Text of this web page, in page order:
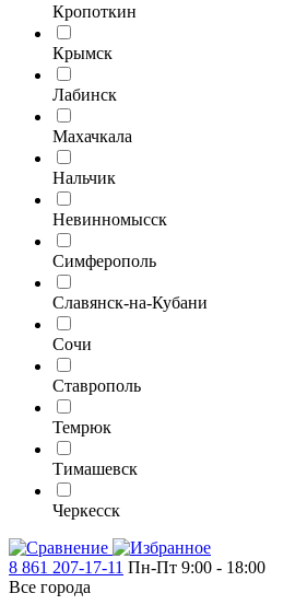
Кропоткин
Крымск
Лабинск
Махачкала
Нальчик
Невинномысск
Симферополь
Славянск-на-Кубани
Сочи
Ставрополь
Темрюк
Тимашевск
Черкесск
8 861 207-17-11 Пн-Пт 9:00 - 18:00
Все города